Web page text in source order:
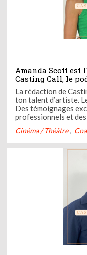
Amanda Scott est
Casting Call, le
Casting.fr
La rédaction de
ton talent d’artiste.
Des témoignages
professionnels et des
Ose devenir l’artiste
Cinéma / Théâtre